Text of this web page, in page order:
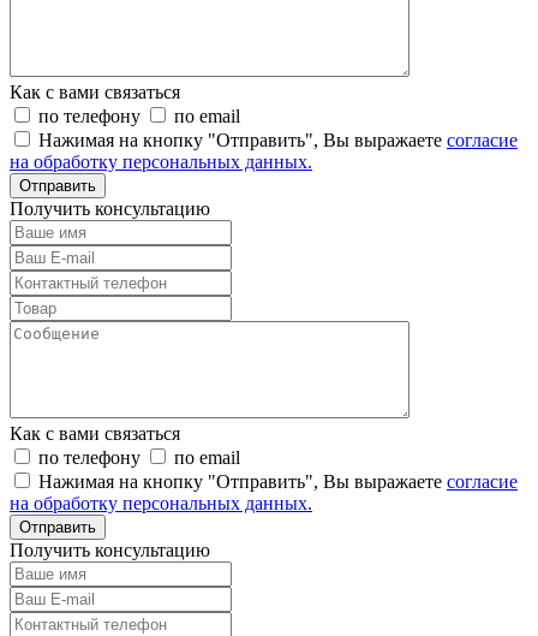
Как с вами связаться
по телефону
по email
Нажимая на кнопку "Отправить", Вы выражаете согласие
на обработку персональных данных.
Отправить
Получить консультацию
Как с вами связаться
по телефону
по email
Нажимая на кнопку "Отправить", Вы выражаете согласие
на обработку персональных данных.
Отправить
Получить консультацию